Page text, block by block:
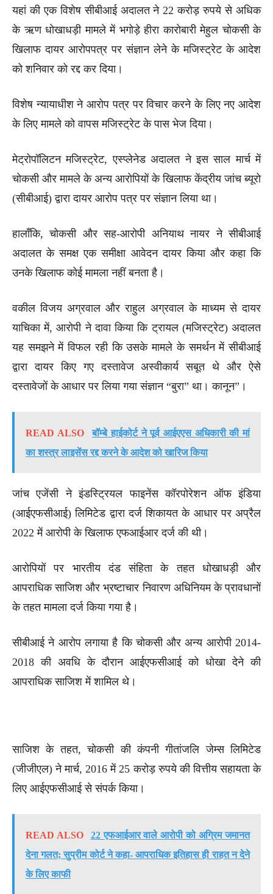
यहां की एक विशेष सीबीआई अदालत ने 22 करोड़ रुपये से अधिक
के ऋण धोखाधड़ी मामले में भगोड़े हीरा कारोबारी मेहुल चोकसी के
खिलाफ दायर आरोपपत्र पर संज्ञान लेने के मजिस्ट्रेट के आदेश
को शनिवार को रद्द कर दिया।
विशेष न्यायाधीश ने आरोप पत्र पर विचार करने के लिए नए आदेश
के लिए मामले को वापस मजिस्ट्रेट के पास भेज दिया।
मेट्रोपॉलिटन मजिस्ट्रेट, एस्प्लेनेड अदालत ने इस साल मार्च में
चोकसी और मामले के अन्य आरोपियों के खिलाफ केंद्रीय जांच ब्यूरो
(सीबीआई) द्वारा दायर आरोप पत्र पर संज्ञान लिया था।
हालाँकि, चोकसी और सह-आरोपी अनियाथ नायर ने सीबीआई
अदालत के समक्ष एक समीक्षा आवेदन दायर किया और कहा कि
उनके खिलाफ कोई मामला नहीं बनता है।
वकील विजय अग्रवाल और राहुल अग्रवाल के माध्यम से दायर
याचिका में, आरोपी ने दावा किया कि ट्रायल (मजिस्ट्रेट) अदालत
यह समझने में विफल रही कि उसके मामले के समर्थन में सीबीआई
द्वारा दायर किए गए दस्तावेज अस्वीकार्य सबूत थे और ऐसे
दस्तावेजों के आधार पर लिया गया संज्ञान “बुरा” था। कानून”।
READ ALSO
बॉम्बे हाईकोर्ट ने पूर्व आईएएस अधिकारी की मां
का शस्त्र लाइसेंस रद्द करने के आदेश को खारिज किया
जांच एजेंसी ने इंडस्ट्रियल फाइनेंस कॉरपोरेशन ऑफ इंडिया
(आईएफसीआई) लिमिटेड द्वारा दर्ज शिकायत के आधार पर अप्रैल
2022 में आरोपी के खिलाफ एफआईआर दर्ज की थी।
आरोपियों पर भारतीय दंड संहिता के तहत धोखाधड़ी और
आपराधिक साजिश और भ्रष्टाचार निवारण अधिनियम के प्रावधानों
के तहत मामला दर्ज किया गया है।
सीबीआई ने आरोप लगाया है कि चोकसी और अन्य आरोपी 2014-
2018 की अवधि के दौरान आईएफसीआई को धोखा देने की
आपराधिक साजिश में शामिल थे।
साजिश के तहत, चोकसी की कंपनी गीतांजलि जेम्स लिमिटेड
(जीजीएल) ने मार्च, 2016 में 25 करोड़ रुपये की वित्तीय सहायता के
लिए आईएफसीआई से संपर्क किया।
READ ALSO
22 एफआईआर वाले आरोपी को अग्रिम जमानत
देना गलत; सुप्रीम कोर्ट ने कहा- आपराधिक इतिहास ही राहत न देने
के लिए काफी